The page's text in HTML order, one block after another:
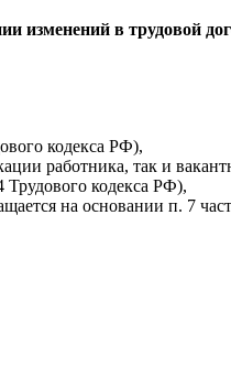
изменений в трудовой
кодекса РФ),
работника, так и
Трудового кодекса РФ),
на основании п. 7